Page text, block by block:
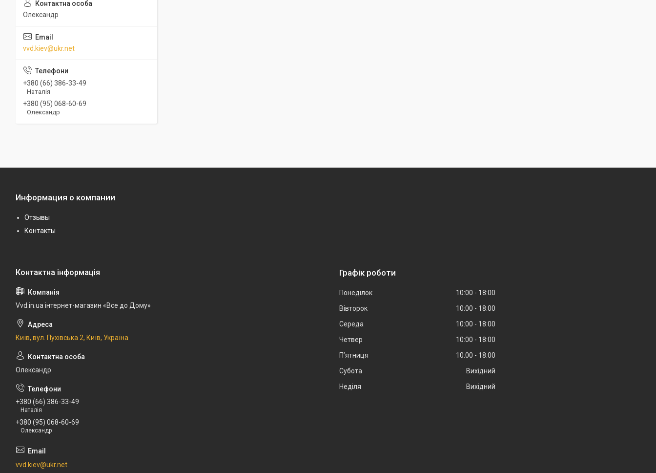
Олександр
vvd.kiev@ukr.net
+380 (66) 386-33-49
Наталія
+380 (95) 068-60-69
Олександр
Информация о компании
Отзывы
Контакты
Vvd.in.ua інтернет-магазин «Все до Дому»
Київ, вул. Пухівська 2, Київ, Україна
Олександр
+380 (66) 386-33-49
Наталія
+380 (95) 068-60-69
Олександр
vvd.kiev@ukr.net
Графік роботи
Понеділок 10:00
18:00
Вівторок
10:00
18:00
Середа
10:00
18:00
Четвер
10:00
18:00
Пʼятниця
10:00
18:00
Субота
Вихідний
Неділя
Вихідний